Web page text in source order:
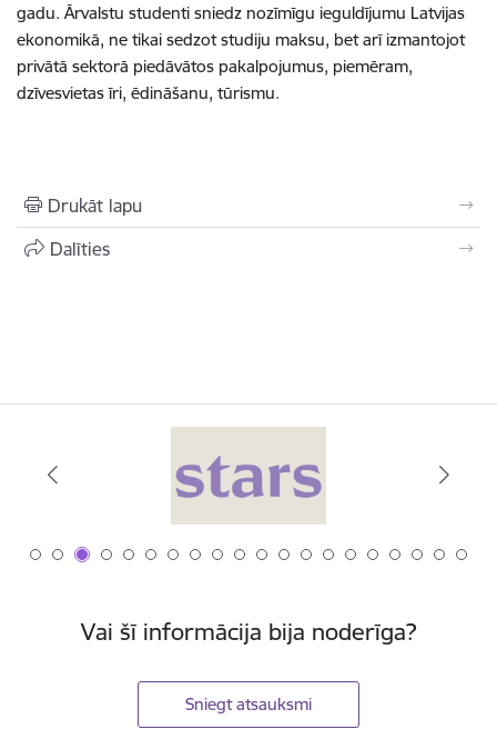
gadu. Ārvalstu studenti sniedz nozīmīgu ieguldījumu Latvijas
ekonomikā, ne tikai sedzot studiju maksu, bet arī izmantojot
privātā sektorā piedāvātos pakalpojumus, piemēram,
dzīvesvietas īri, ēdināšanu, tūrismu.
Drukāt lapu
Dalīties
Vai šī informācija bija noderīga?
Sniegt atsauksmi